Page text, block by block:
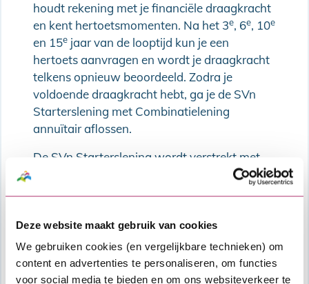
Deze website maakt gebruik van cookies
We gebruiken cookies (en vergelijkbare technieken) om
content en advertenties te personaliseren, om functies
voor social media te bieden en om ons websiteverkeer te
houdt rekening met je financiële draagkracht
en kent hertoetsmomenten. Na het 3e, 6e, 10e
en 15e jaar van de looptijd kun je een
hertoets aanvragen en wordt je draagkracht
telkens opnieuw beoordeeld. Zodra je
voldoende draagkracht hebt, ga je de SVn
Starterslening met Combinatielening
annuïtair aflossen.
De SVn Starterslening wordt verstrekt met